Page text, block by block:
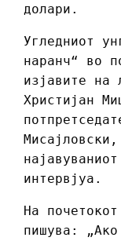
долари.
Угледниот
наранч“ во
изјавите на
Христијан
интервјуа.
На
пишува: